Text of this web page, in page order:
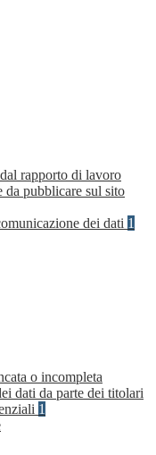
rapporto di lavoro
da pubblicare sul sito
dei dati 1
o incompleta
dati da parte dei titolari
1